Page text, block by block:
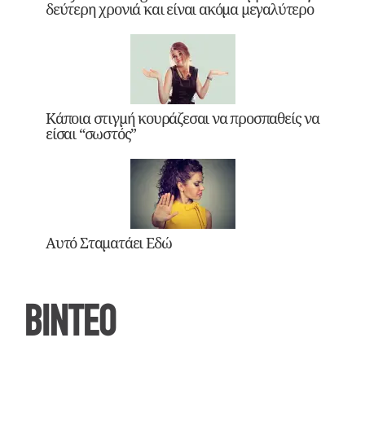
δεύτερη χρονιά και είναι ακόμα μεγαλύτερο
Κάποια στιγμή κουράζεσαι να προσπαθείς να
είσαι “σωστός”
Αυτό Σταματάει Εδώ
ΒΙΝΤΕΟ